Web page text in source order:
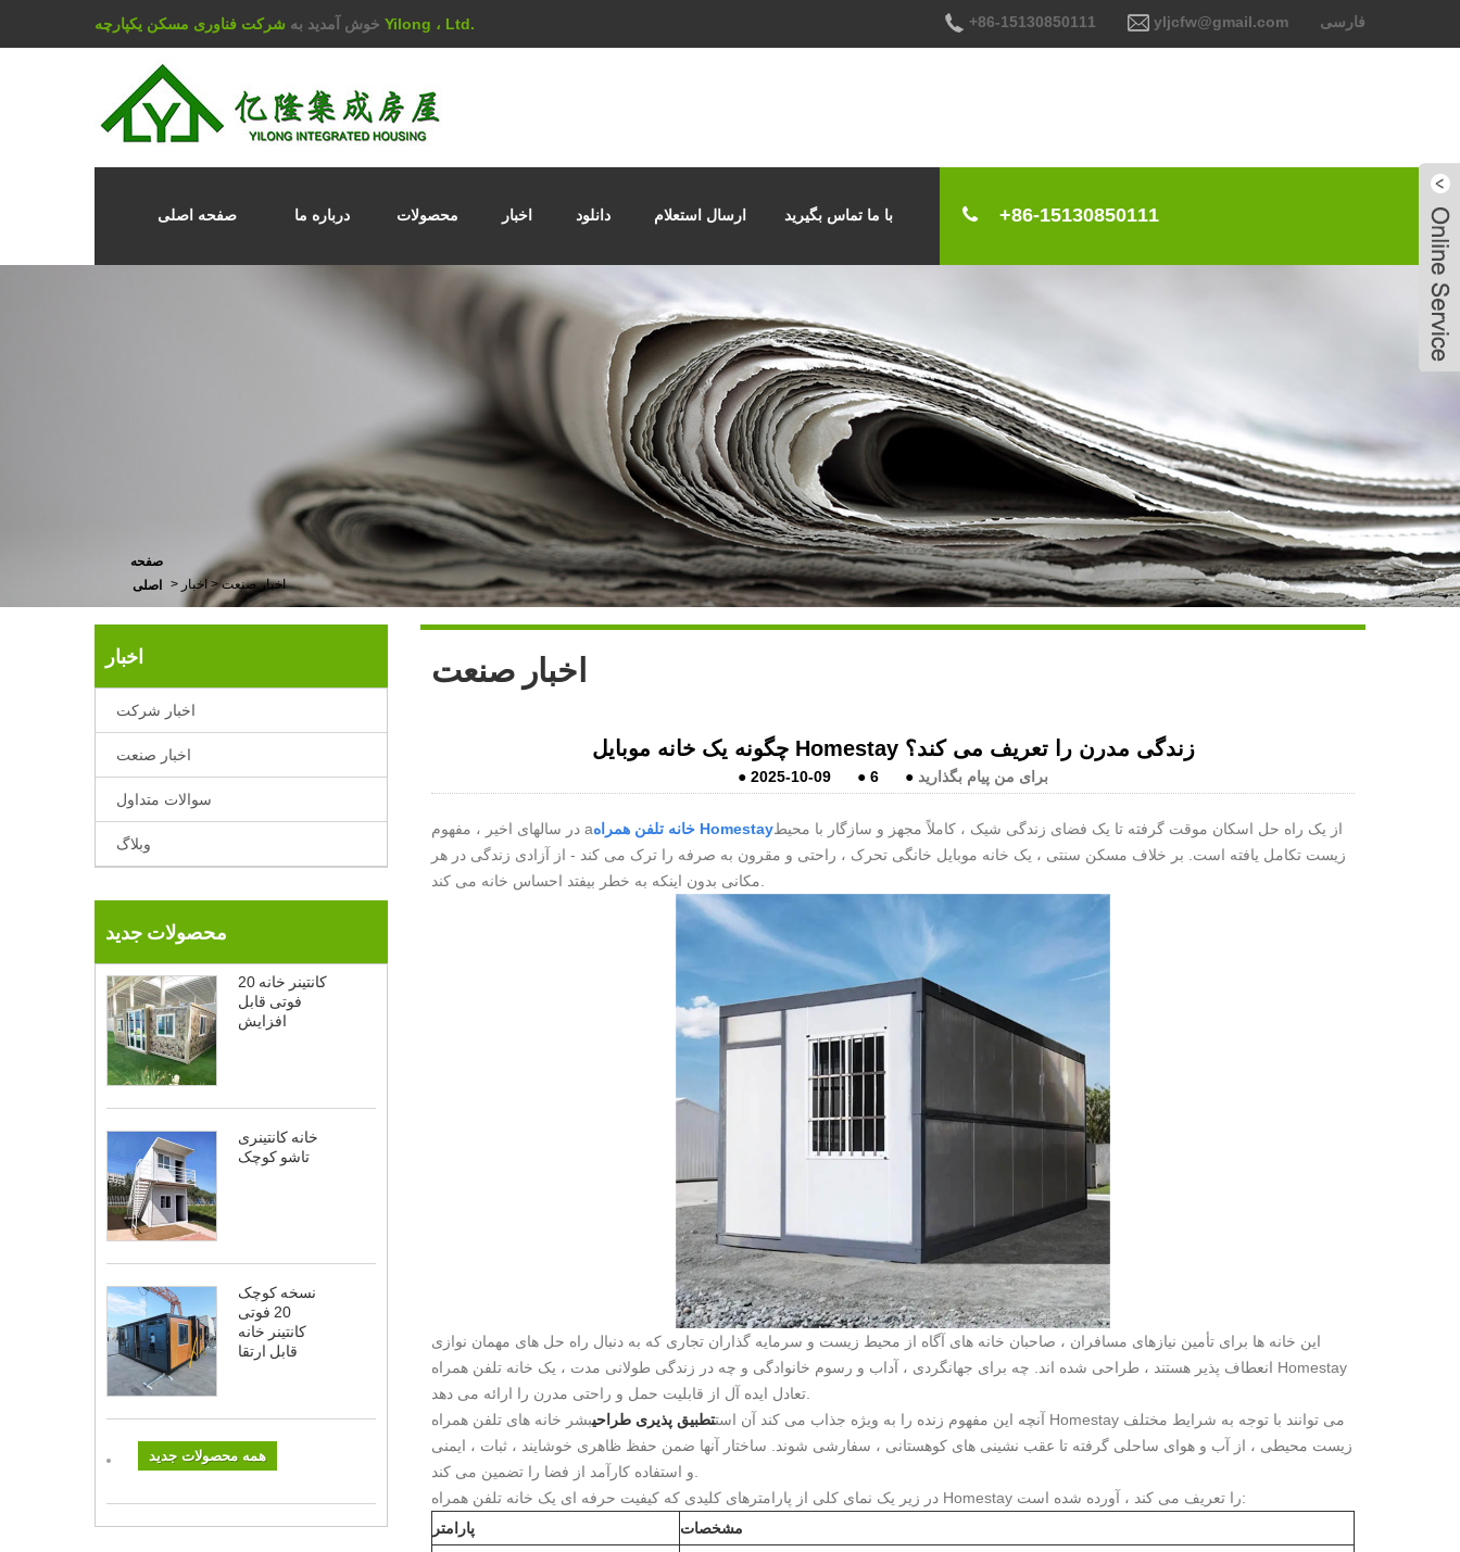
خوش آمدید به شرکت فناوری مسکن یکپارچه Yilong ، Ltd. +86-15130850111 yljcfw@gmail.com فارسی
صفحه اصلی درباره ما محصولات اخبار دانلود ارسال استعلام با ما تماس بگیرید +86-15130850111
صفحه
اصلی
> اخبار > اخبار صنعت
اخبار
اخبار شرکت
اخبار صنعت
سوالات متداول
وبلاگ
محصولات جدید
کانتینر خانه 20
فوتی قابل
افزایش
خانه کانتینری
تاشو کوچک
نسخه کوچک
20 فوتی
کانتینر خانه
قابل ارتقا
همه محصولات جدید
اخبار صنعت
چگونه یک خانه موبایل Homestay زندگی مدرن را تعریف می کند؟
● 2025-10-09 ● 6 ● برای من پیام بگذارید
در سالهای اخیر ، مفهوم a خانه تلفن همراه Homestayاز یک راه حل اسکان موقت گرفته تا یک فضای زندگی شیک ، کاملاً مجهز و سازگار با محیط
زیست تکامل یافته است. بر خلاف مسکن سنتی ، یک خانه موبایل خانگی تحرک ، راحتی و مقرون به صرفه را ترک می کند - از آزادی زندگی در هر
این خانه ها برای تأمین نیازهای مسافران ، صاحبان خانه های آگاه از محیط زیست و سرمایه گذاران تجاری که به دنبال راه حل های مهمان نوازی
انعطاف پذیر هستند ، طراحی شده اند. چه برای جهانگردی ، آداب و رسوم خانوادگی و چه در زندگی طولانی مدت ، یک خانه تلفن همراه Homestay
آنچه این مفهوم زنده را به ویژه جذاب می کند آن استتطبیق پذیری طراحیبشر خانه های تلفن همراه Homestay می توانند با توجه به شرایط مختلف
زیست محیطی ، از آب و هوای ساحلی گرفته تا عقب نشینی های کوهستانی ، سفارشی شوند. ساختار آنها ضمن حفظ ظاهری خوشایند ، ثبات ، ایمنی
در زیر یک نمای کلی از پارامترهای کلیدی که کیفیت حرفه ای یک خانه تلفن همراه Homestay را تعریف می کند ، آورده شده است:
پارامتر
مشخصات